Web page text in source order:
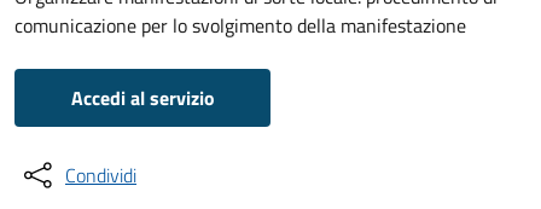
comunicazione per lo svolgimento della manifestazione
Accedi al servizio
Condividi